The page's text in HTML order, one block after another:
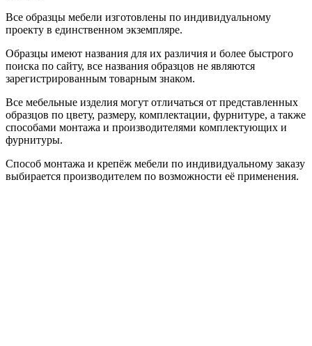
Все образцы мебели изготовлены по индивидуальному
проекту в единственном экземпляре.
Образцы имеют названия для их различия и более быстрого
поиска по сайту, все названия образцов не являются
зарегистрированным товарным знаком.
Все мебельные изделия могут отличаться от представленных
образцов по цвету, размеру, комплектации, фурнитуре, а также
способами монтажа и производителями комплектующих и
фурнитуры.
Способ монтажа и крепёж мебели по индивидуальному заказу
выбирается производителем по возможности её применения.